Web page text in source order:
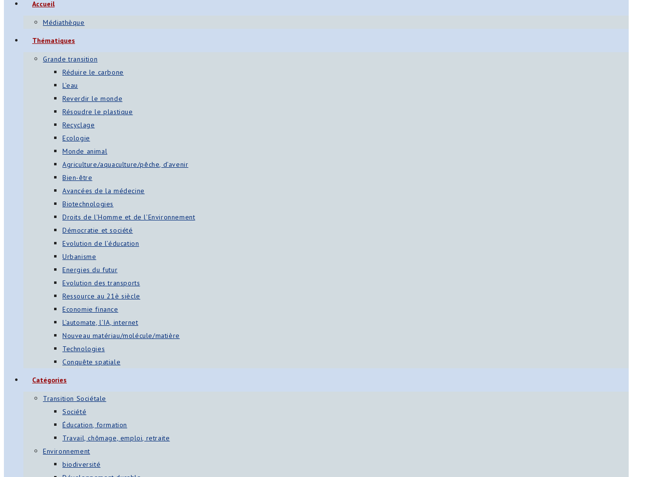
Accueil
Médiathèque
Thématiques
Grande transition
Réduire le carbone
L’eau
Reverdir le monde
Résoudre le plastique
Recyclage
Ecologie
Monde animal
Agriculture/aquaculture/pêche, d’avenir
Bien-être
Avancées de la médecine
Biotechnologies
Droits de l’Homme et de l’Environnement
Démocratie et société
Evolution de l’éducation
Urbanisme
Energies du futur
Evolution des transports
Ressource au 21è siècle
Economie finance
L’automate, l’IA, internet
Nouveau matériau/molécule/matière
Technologies
Conquête spatiale
Catégories
Transition Sociétale
Société
Éducation, formation
Travail, chômage, emploi, retraite
Environnement
biodiversité